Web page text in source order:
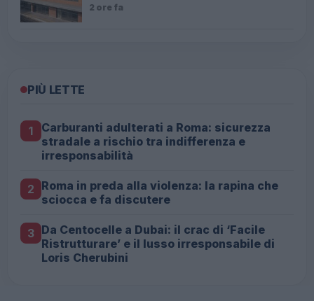
2 ore fa
PIÙ LETTE
1
Carburanti adulterati a Roma: sicurezza
stradale a rischio tra indifferenza e
irresponsabilità
2 Roma in preda alla violenza: la rapina che
sciocca e fa discutere
3 Da Centocelle a Dubai: il crac di ‘Facile
Ristrutturare’ e il lusso irresponsabile di
Loris Cherubini